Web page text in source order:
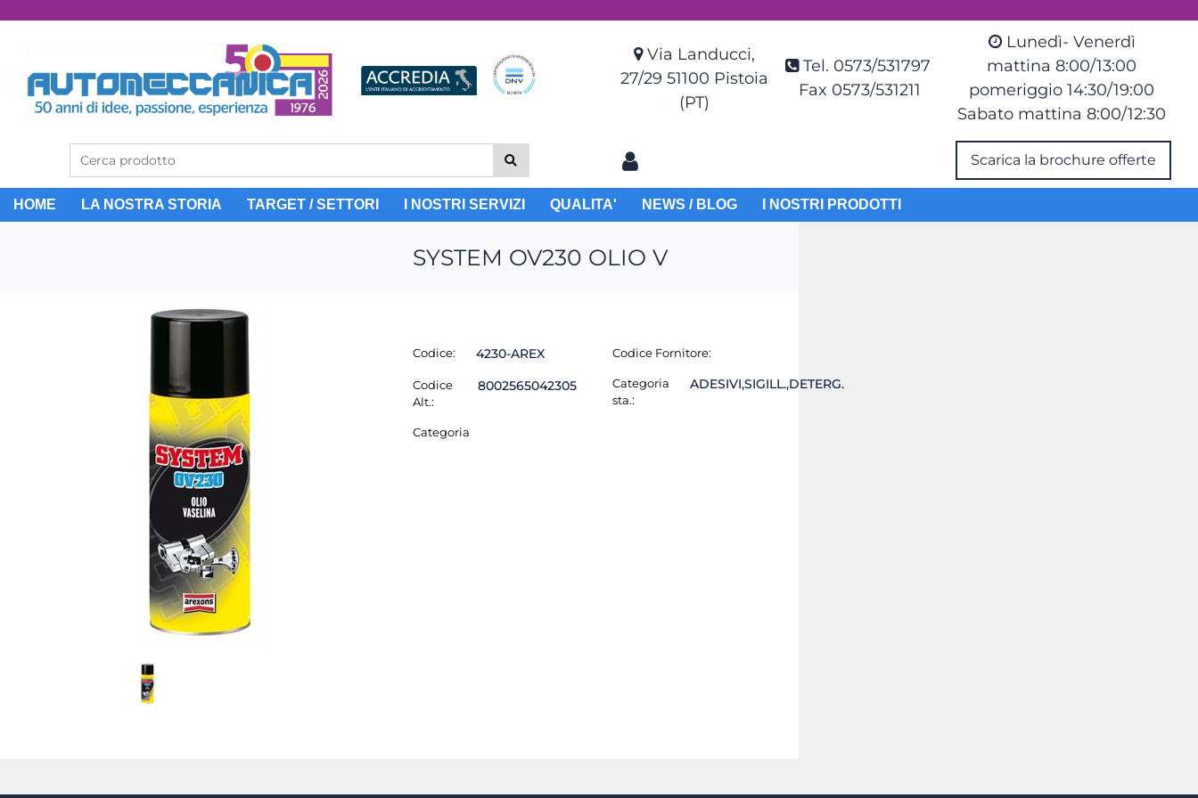
Via Landucci,
27/29 51100 Pistoia
(PT)
Tel. 0573/531797
Fax 0573/531211
Lunedì- Venerdì
mattina 8:00/13:00
pomeriggio 14:30/19:00
Sabato mattina 8:00/12:30
Scarica la brochure offerte
HOME LA NOSTRA STORIA TARGET / SETTORI I NOSTRI SERVIZI QUALITA' NEWS / BLOG I NOSTRI PRODOTTI
SYSTEM OV230 OLIO V
Codice: 4230-AREX
Codice
Alt.:
8002565042305
Categoria
Codice Fornitore:
Categoria
sta.:
ADESIVI,SIGILL.,DETERG.